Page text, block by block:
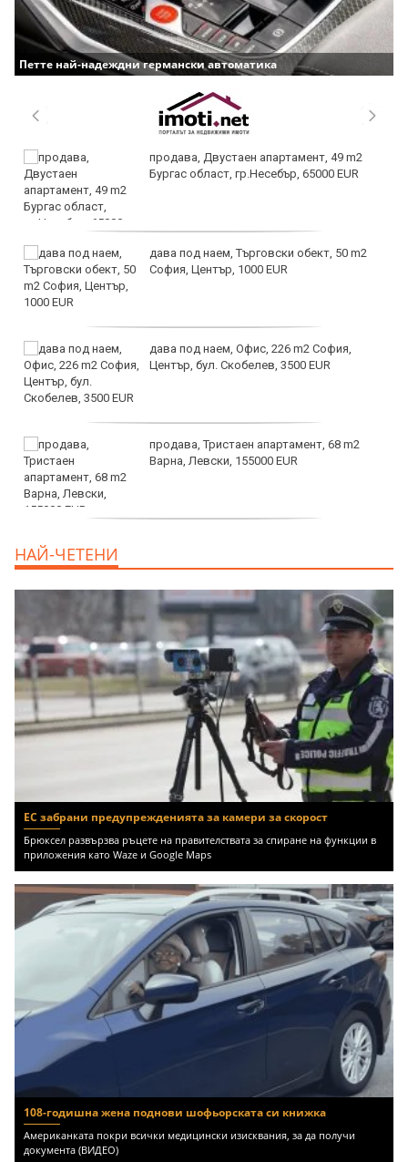
Петте най-надеждни германски автоматика
продава, Двустаен апартамент, 49 m2
Бургас област, гр.Несебър, 65000 EUR
дава под наем, Търговски обект, 50 m2
София, Център, 1000 EUR
дава под наем, Офис, 226 m2 София,
Център, бул. Скобелев, 3500 EUR
продава, Тристаен апартамент, 68 m2
Варна, Левски, 155000 EUR
НАЙ-ЧЕТЕНИ
ЕС забрани предупрежденията за камери за скорост
Брюксел развързва ръцете на правителствата за спиране на функции в
приложения като Waze и Google Maps
108-годишна жена поднови шофьорската си книжка
Американката покри всички медицински изисквания, за да получи
документа (ВИДЕО)